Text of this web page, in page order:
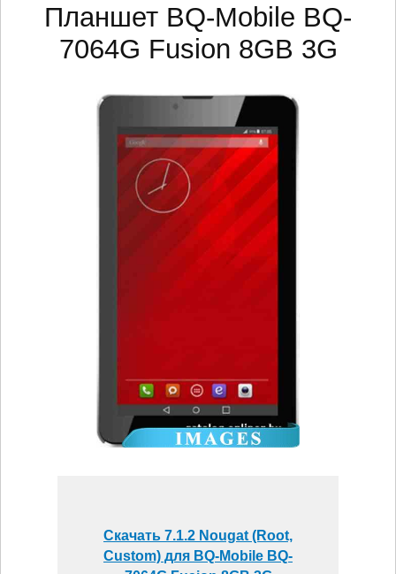
Планшет BQ-Mobile BQ-
7064G Fusion 8GB 3G
Скачать 7.1.2 Nougat (Root,
Custom) для BQ-Mobile BQ-